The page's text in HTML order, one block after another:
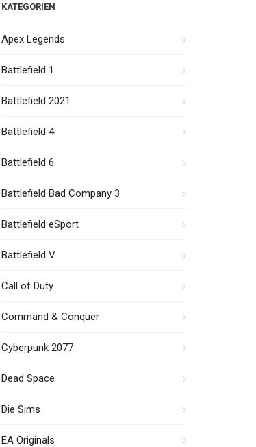
KATEGORIEN
Apex Legends
Battlefield 1
Battlefield 2021
Battlefield 4
Battlefield 6
Battlefield Bad Company 3
Battlefield eSport
Battlefield V
Call of Duty
Command & Conquer
Cyberpunk 2077
Dead Space
Die Sims
EA Originals